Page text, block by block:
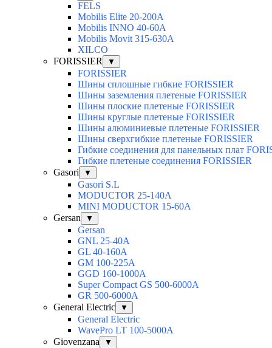
FELS
Mobilis Elite 20-200А
Mobilis INNO 40-60А
Mobilis Movit 315-630А
XILCO
FORISSIER
▼
FORISSIER
Шины сплошные гибкие FORISSIER
Шины заземления плетеные FORISSIER
Шины плоские плетеные FORISSIER
Шины круглые плетеные FORISSIER
Шины алюминиевые плетеные FORISSIER
Шины сверхгибкие плетеные FORISSIER
Гибкие соединения для панельных плат
Гибкие плетеные соединения FORISSIER
Gasori
▼
Gasori S.L
MODUCTOR 25-140А
MINI MODUCTOR 15-60A
Gersan
▼
Gersan
GNL 25-40A
GL 40-160A
GM 100-225A
GGD 160-1000A
Super Compact GS 500-6000A
GR 500-6000A
General Electric
▼
General Electric
WavePro LT 100-5000А
Giovenzana
▼